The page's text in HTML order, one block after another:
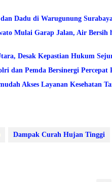
Dadu di Warugunung
Mulai Garap Jalan, Air
Desak Kepastian Hukum
dan Pemda Bersinergi Percepat
Akses Layanan Kesehatan
Dampak Curah Hujan Tinggi